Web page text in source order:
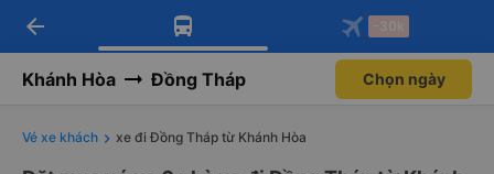
Tải app Vexere ngay!
Nhận ưu đãi thành viên độc
Mở app
Tải app Vexere
-30k/ghế khi đặt vé máy bay qua
Mở app
arrow_back -30k
Khánh Hòa Đồng Tháp Chọn ngày
Vé xe khách xe đi Đồng Tháp từ Khánh Hòa